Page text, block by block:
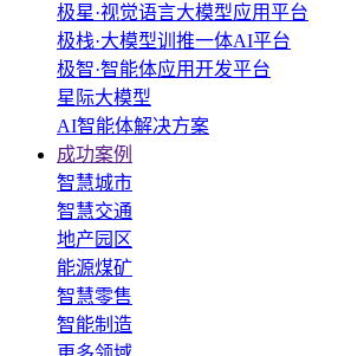
极星·视觉语言大模型应用平台
极栈·大模型训推一体AI平台
极智·智能体应用开发平台
星际大模型
AI智能体解决方案
成功案例
智慧城市
智慧交通
地产园区
能源煤矿
智慧零售
智能制造